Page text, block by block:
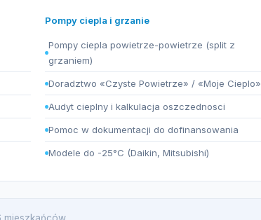
Pompy ciepla i grzanie
Pompy ciepla powietrze-powietrze (split z
grzaniem)
Doradztwo «Czyste Powietrze» / «Moje Cieplo»
Audyt cieplny i kalkulacja oszczednosci
Pomoc w dokumentacji do dofinansowania
Modele do -25°C (Daikin, Mitsubishi)